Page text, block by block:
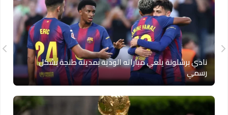
نادي برشلونة يلغي مباراته الودية بمدينة طنجة بشكل
رسمي